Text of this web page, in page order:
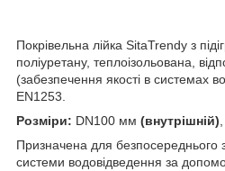
Покрівельна лійка SitaTrendy з
поліуретану, теплоізольована,
(забезпечення якості в системах
EN1253.
Розміри: DN100 мм (внутрішній)
Призначена для безпосереднього
системи водовідведення за